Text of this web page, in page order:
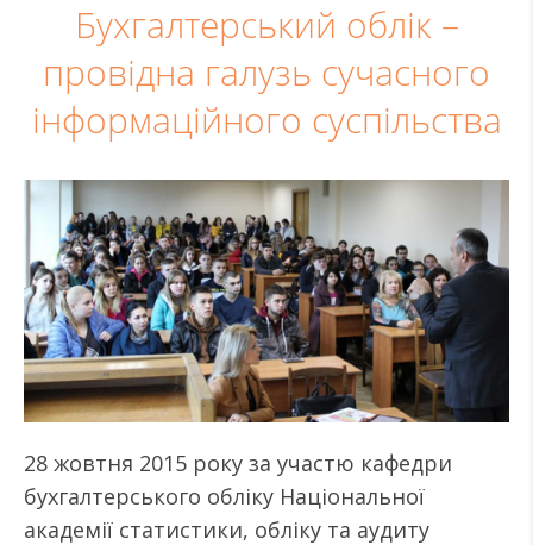
Бухгалтерський облік –
провідна галузь сучасного
інформаційного суспільства
28 жовтня 2015 року за участю кафедри
бухгалтерського обліку Національної
академії статистики, обліку та аудиту